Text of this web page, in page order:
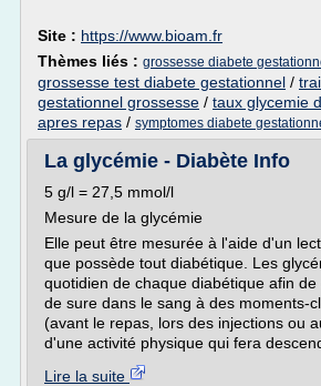
Site : https://www.bioam.fr
Thèmes liés : grossesse diabete
grossesse test diabete gestationnel /
gestationnel grossesse / taux glycemie
apres repas / symptomes diabete
La glycémie - Diabète Info
5 g/l = 27,5 mmol/l
Mesure de la glycémie
Elle peut être mesurée à l'aide d'un
que possède tout diabétique. Les
quotidien de chaque diabétique afin
de sure dans le sang à des moments-
(avant le repas, lors des injections ou
d'une activité physique qui fera
Lire la suite